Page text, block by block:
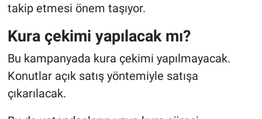
takip etmesi önem taşıyor.
Kura çekimi yapılacak mı?
Bu kampanyada kura çekimi yapılmayacak.
Konutlar açık satış yöntemiyle satışa
çıkarılacak.